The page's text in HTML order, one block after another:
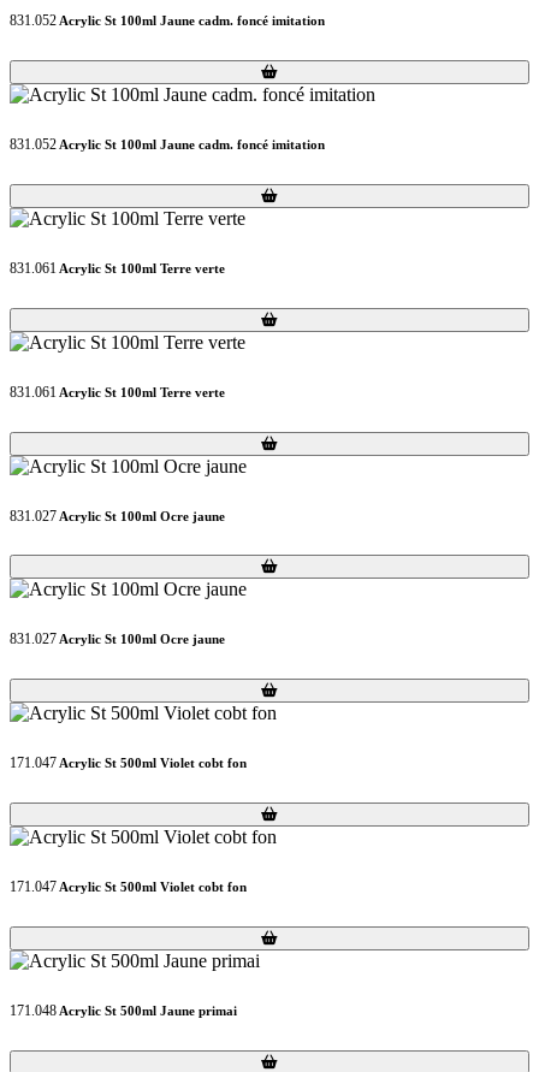
831.052 Acrylic St 100ml Jaune cadm. foncé imitation
Loading...
Loading...
831.052 Acrylic St 100ml Jaune cadm. foncé imitation
Loading...
Loading...
831.061 Acrylic St 100ml Terre verte
Loading...
Loading...
831.061 Acrylic St 100ml Terre verte
Loading...
Loading...
831.027 Acrylic St 100ml Ocre jaune
Loading...
Loading...
831.027Acrylic St 100ml Ocre jaune
Loading...
Loading...
171.047 Acrylic St 500ml Violet cobt fon
Loading...
Loading...
171.047 Acrylic St 500ml Violet cobt fon
Loading...
Loading...
171.048 Acrylic St 500ml Jaune primai
Loading...
Loading...